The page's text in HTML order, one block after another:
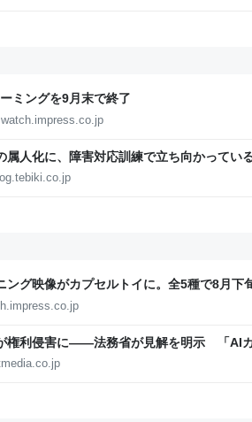
ミングを9月末で終了
属人化に、障害対応訓練で立ち向かってい
ング映像がカプセルトイに。全5種で8月下
が権利侵害に――法務省が見解を明示 「AI